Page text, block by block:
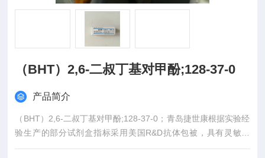
（BHT）2,6-二叔丁基对甲酚;128-37-0
产品简介
（BHT）2,6-二叔丁基对甲酚;128-37-0；青岛捷世康根据实验经
验生产的部分试剂盒指标采用美国R&D抗体包被，具有灵敏度
高、快速准确、操作方便、易于保存等优点。广泛用于科研课题